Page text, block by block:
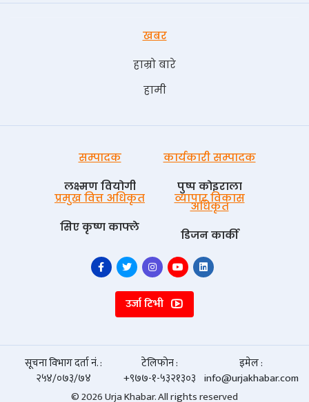
खबर
हाम्रो बारे
हामी
सम्पादक
लक्ष्मण वियोगी
कार्यकारी सम्पादक
पुष्प काेइराला
प्रमुख वित्त अधिकृत
सिए कृष्ण काफ्ले
व्यापार विकास
अधिकृत
डिजन कार्की
उर्जा टिभी
सूचना विभाग दर्ता नं. :
२५४/०७३/७४
टेलिफोन :
+९७७-१-५३२१३०३
इमेल :
info@urjakhabar.com
© 2026 Urja Khabar. All rights reserved